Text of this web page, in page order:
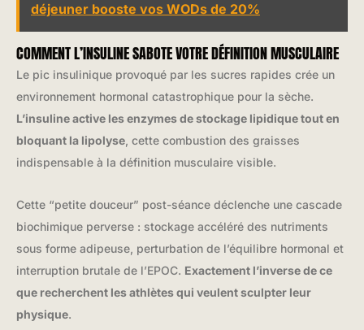
déjeuner booste vos WODs de 20%
COMMENT L’INSULINE SABOTE VOTRE DÉFINITION MUSCULAIRE
Le pic insulinique provoqué par les sucres rapides crée un
environnement hormonal catastrophique pour la sèche.
L’insuline active les enzymes de stockage lipidique tout en
bloquant la lipolyse , cette combustion des graisses
indispensable à la définition musculaire visible.
Cette “petite douceur” post-séance déclenche une cascade
biochimique perverse : stockage accéléré des nutriments
sous forme adipeuse, perturbation de l’équilibre hormonal et
interruption brutale de l’EPOC. Exactement l’inverse de ce
que recherchent les athlètes qui veulent sculpter leur
physique.